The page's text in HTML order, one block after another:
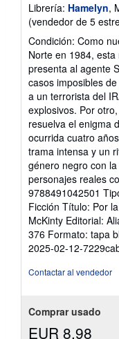
Librería: Hamelyn,
(vendedor de 5
Condición: Como
Norte en 1984,
presenta al agente
casos imposibles
a un terrorista del
explosivos. Por
resuelva el enigma
ocurrida cuatro
trama intensa y un
género negro con
personajes reales
9788491042501
Ficción Título: Por
McKinty Editorial:
376 Formato: tapa
2025-02-12-
Contactar al vendedor
Comprar usado
EUR 8,98